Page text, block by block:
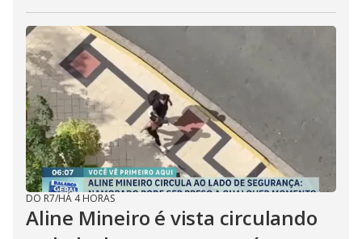
DO R7/HÁ 4 HORAS
Aline Mineiro é vista circulando